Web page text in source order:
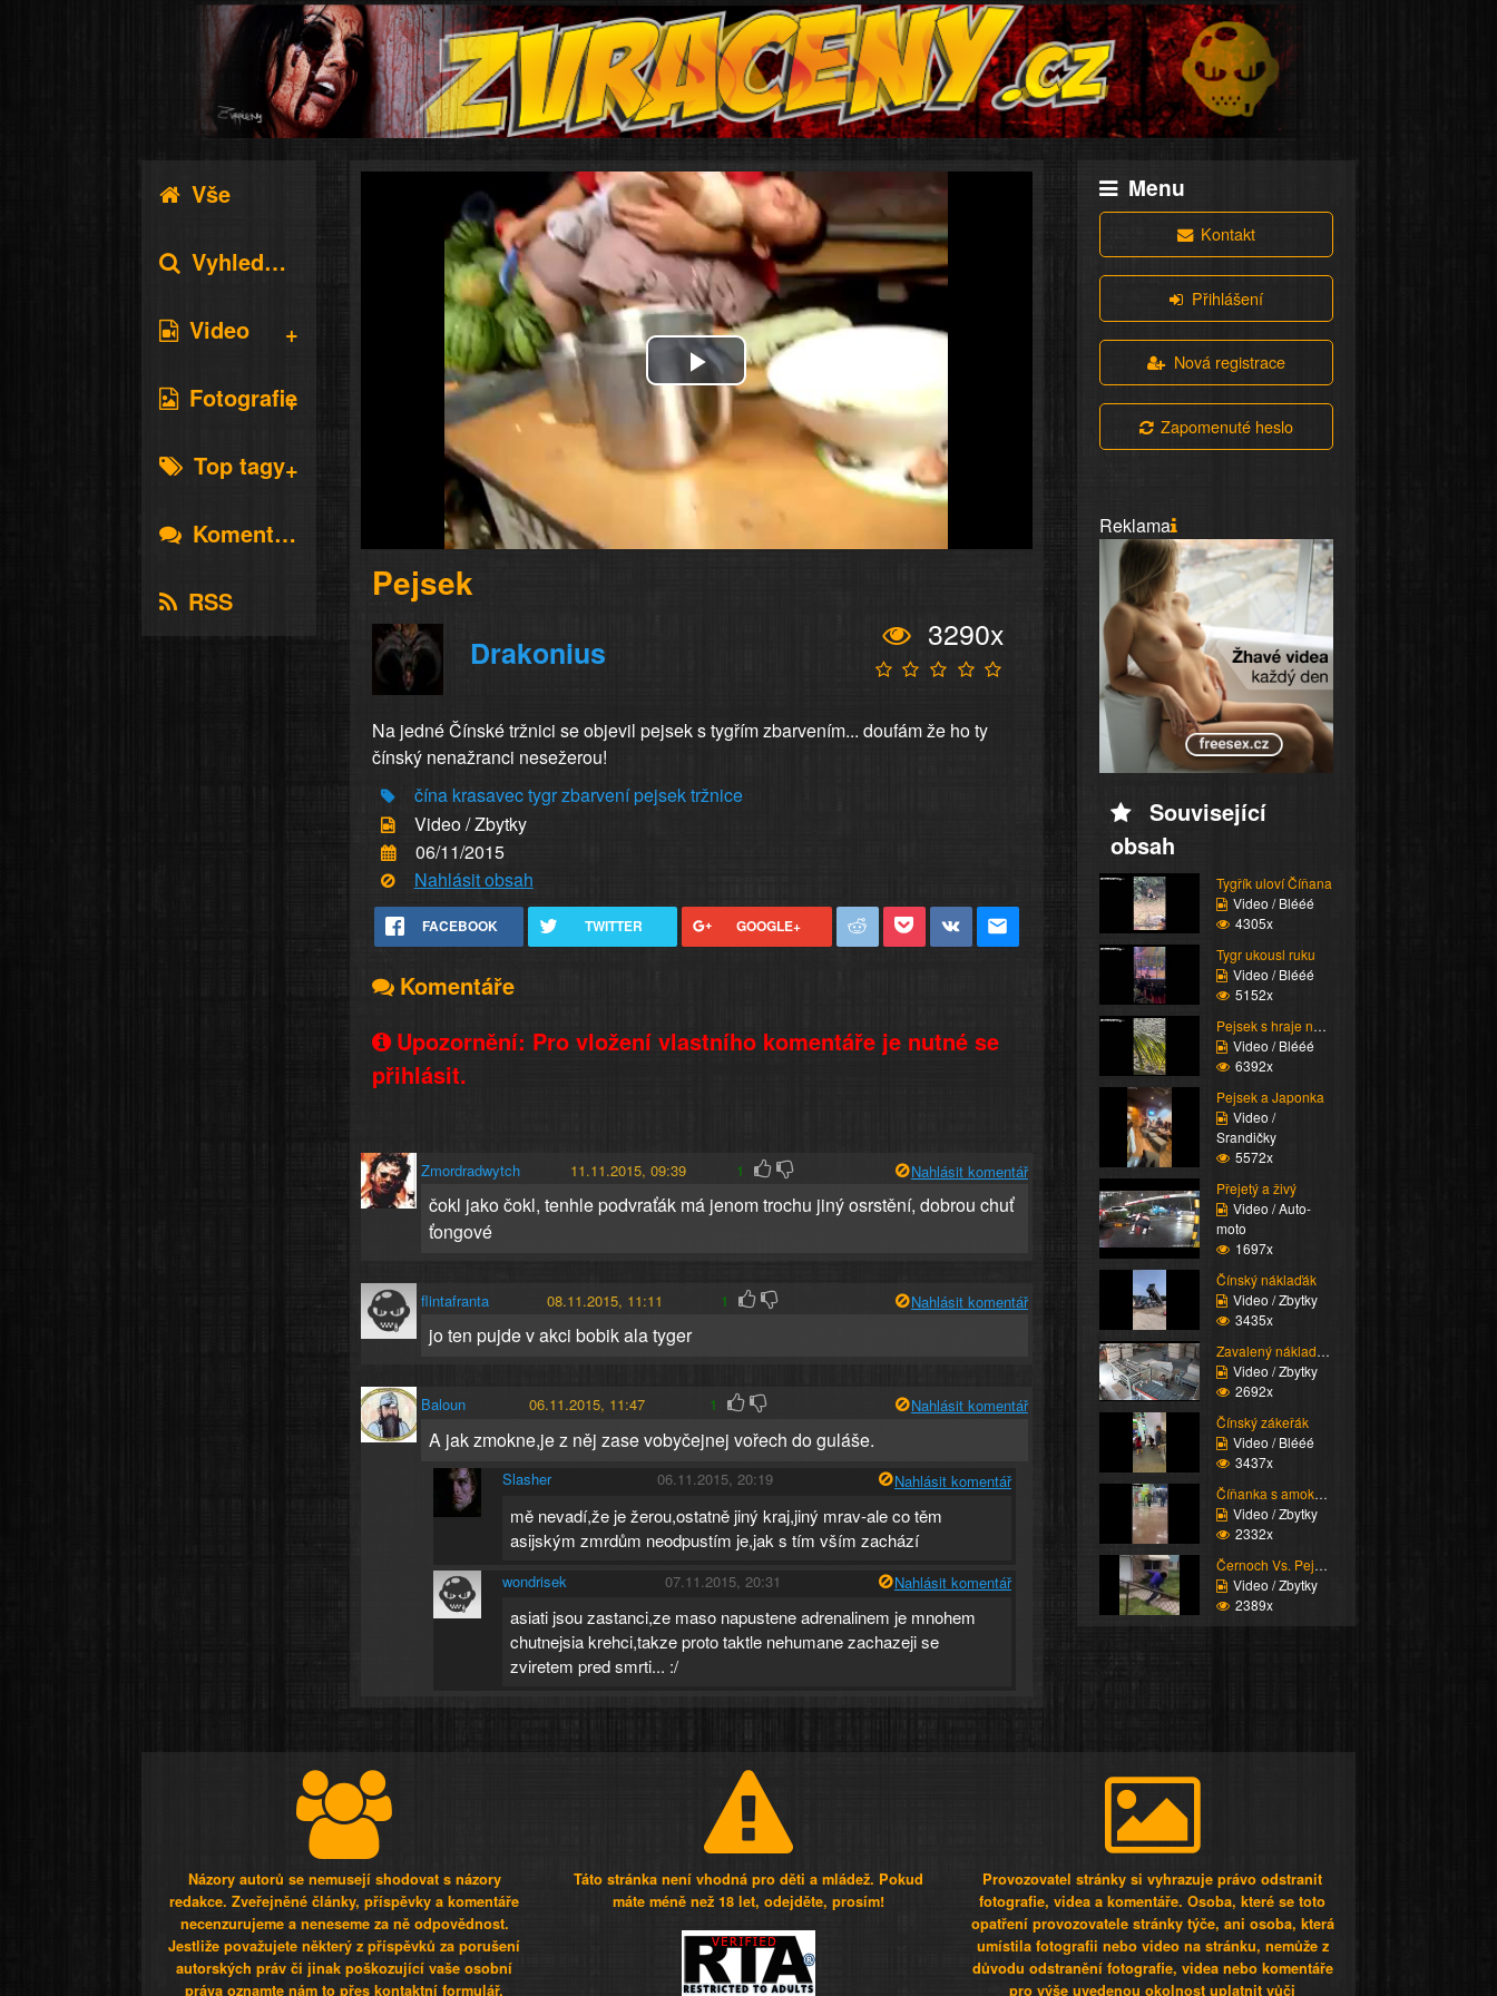
Vše
Vyhledávání
Video
Fotografie
Top tagy
Komentáře
RSS
Play
Video
Pejsek
Drakonius
3290x
Na jedné Čínské tržnici se objevil pejsek s tygřím zbarvením... doufám že ho ty
čínský nenažranci nesežerou!
čína krasavectygrzbarvenípejsektržnice
Video / Zbytky
06/11/2015
Nahlásit obsah
FACEBOOK TWITTER GOOGLE+
Komentáře
Upozornění: Pro vložení vlastního komentáře je nutné se
přihlásit.
Zmordradwytch 11.11.2015, 09:39 1 Nahlásit komentář
čokl jako čokl, tenhle podvraťák má jenom trochu jiný osrstění, dobrou chuť
ťongové
flintafranta 08.11.2015, 11:11 1 Nahlásit komentář
jo ten pujde v akci bobik ala tyger
Baloun 06.11.2015, 11:47 1 Nahlásit komentář
A jak zmokne,je z něj zase vobyčejnej vořech do guláše.
Slasher 06.11.2015, 20:19 Nahlásit komentář
mě nevadí,že je žerou,ostatně jiný kraj,jiný mrav-ale co těm
asijským zmrdům neodpustím je,jak s tím vším zachází
wondrisek 07.11.2015, 20:31 Nahlásit komentář
asiati jsou zastanci,ze maso napustene adrenalinem je mnohem
chutnejsia krehci,takze proto taktle nehumane zachazeji se
zviretem pred smrti... :/
Menu
Kontakt
Přihlášení
Nová registrace
Zapomenuté heslo
Reklama
Související
obsah
Tygřík uloví Číňana
Video / Blééé
4305x
Tygr ukousl ruku
Video / Blééé
5152x
Pejsek s hraje na pláž...
Video / Blééé
6392x
Pejsek a Japonka
Video /
Srandičky
5572x
Přejetý a živý
Video / Auto-
moto
1697x
Čínský náklaďák
Video / Zbytky
3435x
Zavalený nákladem
Video / Zbytky
2692x
Čínský zákeřák
Video / Blééé
3437x
Číňanka s amokem
Video / Zbytky
2332x
Černoch Vs. Pejsek
Video / Zbytky
2389x
Názory autorů se nemusejí shodovat s názory
redakce. Zveřejněné články, příspěvky a komentáře
necenzurujeme a neneseme za ně odpovědnost.
Jestliže považujete některý z příspěvků za porušení
autorských práv či jinak poškozující vaše osobní
práva oznamte nám to přes kontaktní formulář.
Táto stránka není vhodná pro děti a mládež. Pokud
máte méně než 18 let, odejděte, prosím!
Provozovatel stránky si vyhrazuje právo odstranit
fotografie, videa a komentáře. Osoba, které se toto
opatření provozovatele stránky týče, ani osoba, která
umístila fotografii nebo video na stránku, nemůže z
důvodu odstranění fotografie, videa nebo komentáře
pro výše uvedenou okolnost uplatnit vůči